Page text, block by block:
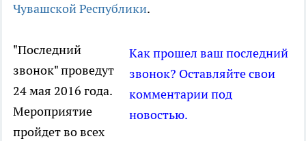
Чувашской Республики.
Как прошел ваш последний
звонок? Оставляйте свои
комментарии под
новостью.
"Последний
звонок" проведут
24 мая 2016 года.
Мероприятие
пройдет во всех